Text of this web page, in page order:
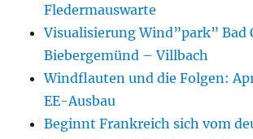
Fledermauswarte
Visualisierung Wind”park” Bad
Biebergemünd – Villbach
Windflauten und die Folgen:
EE-Ausbau
Beginnt Frankreich sich vom